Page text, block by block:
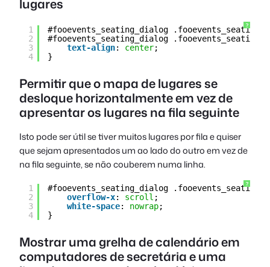
lugares
?
1
2
3
4
#fooevents_seating_dialog
#fooevents_seating_dialog
text-align: center;
}
Permitir que o mapa de lugares se
desloque horizontalmente em vez de
apresentar os lugares na fila seguinte
Isto pode ser útil se tiver muitos lugares por fila e quiser
que sejam apresentados um ao lado do outro em vez de
na fila seguinte, se não couberem numa linha.
?
1
2
3
4
#fooevents_seating_dialog
overflow-x: scroll ;
white-space: nowrap;
}
Mostrar uma grelha de calendário em
computadores de secretária e uma